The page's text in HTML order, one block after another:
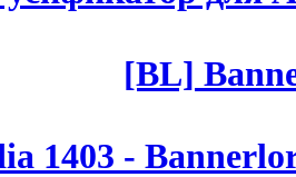
[BL]
1403 -